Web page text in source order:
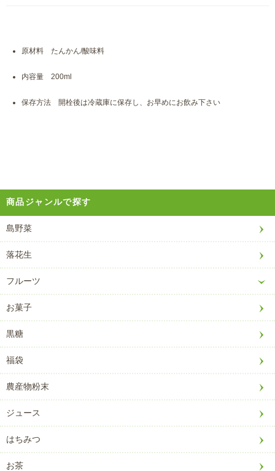
原材料 たんかん/酸味料
内容量 200ml
保存方法 開栓後は冷蔵庫に保存し、お早めにお飲み下さい
商品ジャンルで探す
島野菜
落花生
フルーツ
お菓子
黒糖
福袋
農産物粉末
ジュース
はちみつ
お茶